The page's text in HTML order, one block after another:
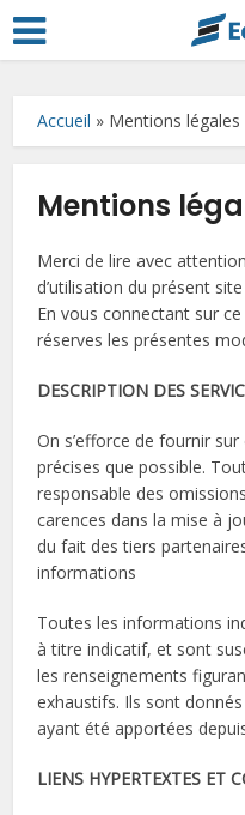
Accueil » Mentions légales
Mentions
Merci de lire avec
d’utilisation du présent
En vous connectant sur
réserves les présentes
DESCRIPTION DES
On s’efforce de fournir
précises que possible.
responsable des
carences dans la mise à
du fait des tiers
informations
Toutes les informations
à titre indicatif, et sont
les renseignements
exhaustifs. Ils sont
ayant été apportées
LIENS HYPERTEXTES ET